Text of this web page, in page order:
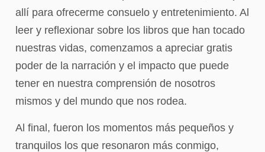
allí para ofrecerme consuelo y entretenimiento. Al
leer y reflexionar sobre los libros que han tocado
nuestras vidas, comenzamos a apreciar gratis
poder de la narración y el impacto que puede
tener en nuestra comprensión de nosotros
mismos y del mundo que nos rodea.
Al final, fueron los momentos más pequeños y
tranquilos los que resonaron más conmigo,